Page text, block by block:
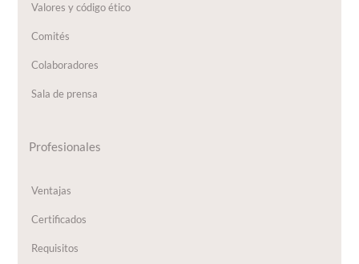
Valores y código ético
Comités
Colaboradores
Sala de prensa
Profesionales
Ventajas
Certificados
Requisitos